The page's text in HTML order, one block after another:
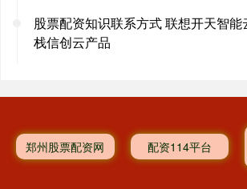
股票配资知识联系方式 联想开天智
栈信创云产品
郑州股票配资网 配资114平台